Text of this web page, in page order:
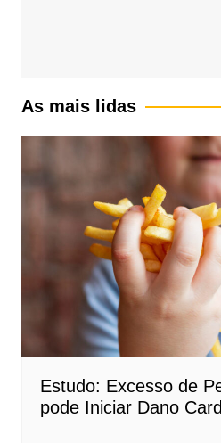
As mais lidas
Estudo: Excesso de
pode Iniciar Dano